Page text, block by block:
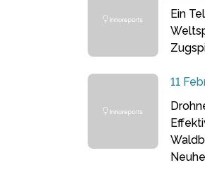
Ein
11